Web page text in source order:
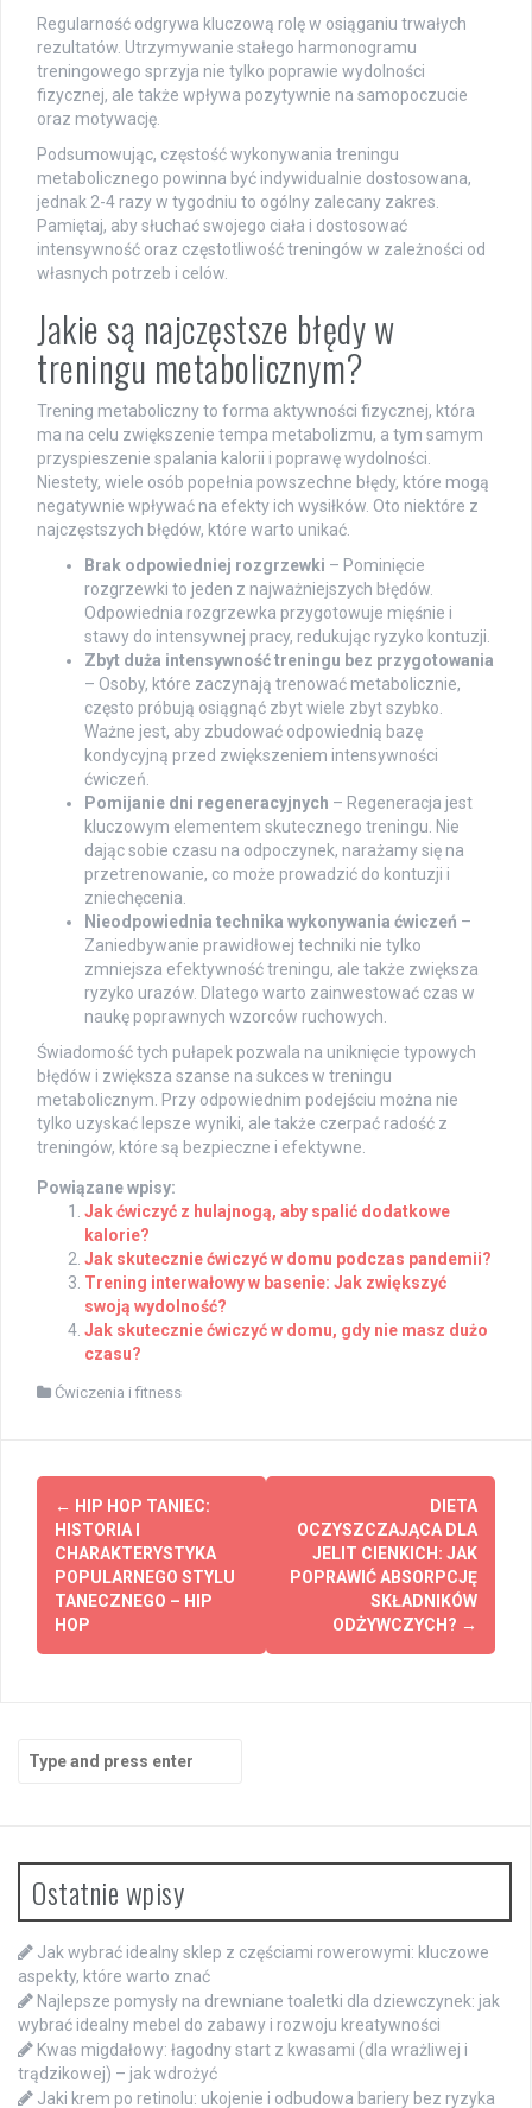
Regularność odgrywa kluczową rolę w osiąganiu trwałych
rezultatów. Utrzymywanie stałego harmonogramu
treningowego sprzyja nie tylko poprawie wydolności
fizycznej, ale także wpływa pozytywnie na samopoczucie
oraz motywację.
Podsumowując, częstość wykonywania treningu
metabolicznego powinna być indywidualnie dostosowana,
jednak 2-4 razy w tygodniu to ogólny zalecany zakres.
Pamiętaj, aby słuchać swojego ciała i dostosować
intensywność oraz częstotliwość treningów w zależności od
własnych potrzeb i celów.
Jakie są najczęstsze błędy w
treningu metabolicznym?
Trening metaboliczny to forma aktywności fizycznej, która
ma na celu zwiększenie tempa metabolizmu, a tym samym
przyspieszenie spalania kalorii i poprawę wydolności.
Niestety, wiele osób popełnia powszechne błędy, które mogą
negatywnie wpływać na efekty ich wysiłków. Oto niektóre z
najczęstszych błędów, które warto unikać.
Brak odpowiedniej rozgrzewki – Pominięcie
rozgrzewki to jeden z najważniejszych błędów.
Odpowiednia rozgrzewka przygotowuje mięśnie i
stawy do intensywnej pracy, redukując ryzyko kontuzji.
Zbyt duża intensywność treningu bez przygotowania
– Osoby, które zaczynają trenować metabolicznie,
często próbują osiągnąć zbyt wiele zbyt szybko.
Ważne jest, aby zbudować odpowiednią bazę
kondycyjną przed zwiększeniem intensywności
ćwiczeń.
Pomijanie dni regeneracyjnych – Regeneracja jest
kluczowym elementem skutecznego treningu. Nie
dając sobie czasu na odpoczynek, narażamy się na
przetrenowanie, co może prowadzić do kontuzji i
zniechęcenia.
Nieodpowiednia technika wykonywania ćwiczeń –
Zaniedbywanie prawidłowej techniki nie tylko
zmniejsza efektywność treningu, ale także zwiększa
ryzyko urazów. Dlatego warto zainwestować czas w
naukę poprawnych wzorców ruchowych.
Świadomość tych pułapek pozwala na uniknięcie typowych
błędów i zwiększa szanse na sukces w treningu
metabolicznym. Przy odpowiednim podejściu można nie
tylko uzyskać lepsze wyniki, ale także czerpać radość z
treningów, które są bezpieczne i efektywne.
Powiązane wpisy:
Jak ćwiczyć z hulajnogą, aby spalić dodatkowe
kalorie?
Jak skutecznie ćwiczyć w domu podczas pandemii?
Trening interwałowy w basenie: Jak zwiększyć
swoją wydolność?
Jak skutecznie ćwiczyć w domu, gdy nie masz dużo
czasu?
Ćwiczenia i fitness
Post
navigation
← HIP HOP TANIEC:
HISTORIA I
CHARAKTERYSTYKA
POPULARNEGO STYLU
TANECZNEGO – HIP
HOP
DIETA
OCZYSZCZAJĄCA DLA
JELIT CIENKICH: JAK
POPRAWIĆ ABSORPCJĘ
SKŁADNIKÓW
ODŻYWCZYCH? →
for:
Ostatnie wpisy
Jak wybrać idealny sklep z częściami rowerowymi: kluczowe
aspekty, które warto znać
Najlepsze pomysły na drewniane toaletki dla dziewczynek: jak
wybrać idealny mebel do zabawy i rozwoju kreatywności
Kwas migdałowy: łagodny start z kwasami (dla wrażliwej i
trądzikowej) – jak wdrożyć
Jaki krem po retinolu: ukojenie i odbudowa bariery bez ryzyka